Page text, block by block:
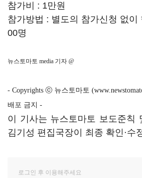
참가비 : 1만원
참가방법 : 별도의 참가신청 없이
00명
뉴스토마토 media 기자 @
- Copyrights ⓒ 뉴스토마토
배포 금지 -
이 기사는 뉴스토마토 보도준칙
김기성 편집국장이 최종 확인·수